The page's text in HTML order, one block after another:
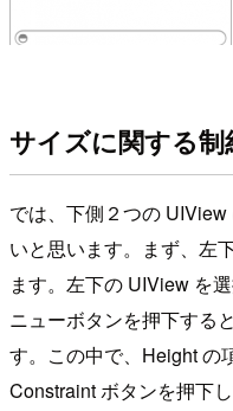
サイズに関する制
では、下側２つの
いと思います。まず、左
ます。左下の UIView を
ニューボタンを押下する
す。この中で、Height の
Constraint ボタンを押下